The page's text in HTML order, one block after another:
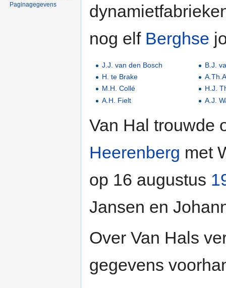
nog elf Berghse
J.J. van den Bosch
H. te Brake
M.H. Collé
A.H. Fielt
B.J.
H.J.
A.J.
Van Hal trouwde
Heerenberg met
op 16 augustus
Jansen en
Over Van Hals
gegevens
Paginagegevens